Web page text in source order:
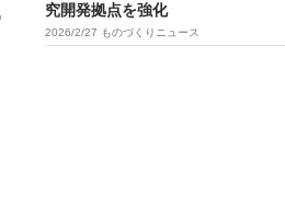
究開発拠点を強化
2026/2/27 ものづくりニュース